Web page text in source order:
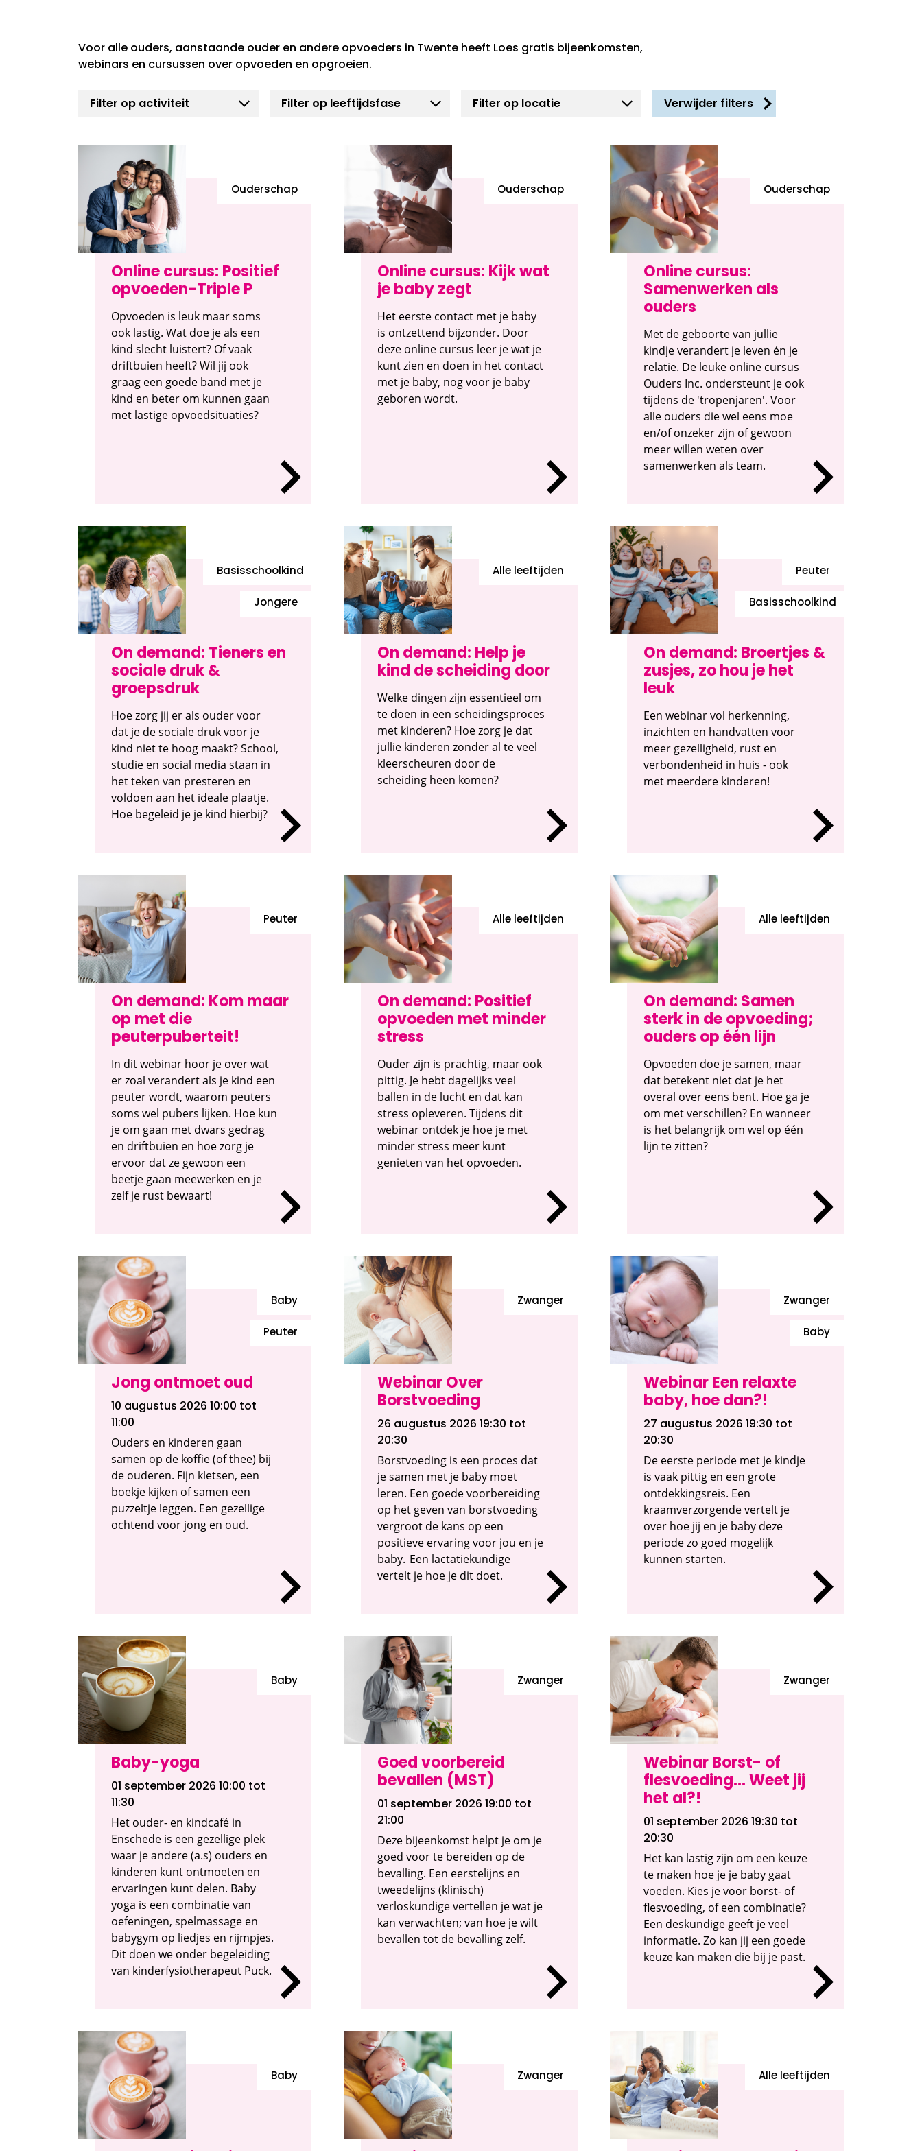
Voor alle ouders, aanstaande ouder en andere opvoeders in Twente heeft Loes gratis bijeenkomsten,
webinars en cursussen over opvoeden en opgroeien.
Verwijder filters
Online cursus: Positief
opvoeden-Triple P
Ouderschap
Opvoeden is leuk maar soms
ook lastig. Wat doe je als een
kind slecht luistert? Of vaak
driftbuien heeft? Wil jij ook
graag een goede band met je
kind en beter om kunnen gaan
met lastige opvoedsituaties?
Online cursus: Kijk wat
je baby zegt
Ouderschap
Het eerste contact met je baby
is ontzettend bijzonder. Door
deze online cursus leer je wat je
kunt zien en doen in het contact
met je baby, nog voor je baby
geboren wordt.
Online cursus:
Samenwerken als
ouders
Ouderschap
Met de geboorte van jullie
kindje verandert je leven én je
relatie. De leuke online cursus
Ouders Inc. ondersteunt je ook
tijdens de 'tropenjaren'. Voor
alle ouders die wel eens moe
en/of onzeker zijn of gewoon
meer willen weten over
samenwerken als team.
On demand: Tieners en
sociale druk &
groepsdruk
Basisschoolkind
Jongere
Hoe zorg jij er als ouder voor
dat je de sociale druk voor je
kind niet te hoog maakt? School,
studie en social media staan in
het teken van presteren en
voldoen aan het ideale plaatje.
Hoe begeleid je je kind hierbij?
On demand: Help je
kind de scheiding door
Alle leeftijden
Welke dingen zijn essentieel om
te doen in een scheidingsproces
met kinderen? Hoe zorg je dat
jullie kinderen zonder al te veel
kleerscheuren door de
scheiding heen komen?
On demand: Broertjes &
zusjes, zo hou je het
leuk
Peuter
Basisschoolkind
Een webinar vol herkenning,
inzichten en handvatten voor
meer gezelligheid, rust en
verbondenheid in huis - ook
met meerdere kinderen!
On demand: Kom maar
op met die
peuterpuberteit!
Peuter
In dit webinar hoor je over wat
er zoal verandert als je kind een
peuter wordt, waarom peuters
soms wel pubers lijken. Hoe kun
je om gaan met dwars gedrag
en driftbuien en hoe zorg je
ervoor dat ze gewoon een
beetje gaan meewerken en je
zelf je rust bewaart!
On demand: Positief
opvoeden met minder
stress
Alle leeftijden
Ouder zijn is prachtig, maar ook
pittig. Je hebt dagelijks veel
ballen in de lucht en dat kan
stress opleveren. Tijdens dit
webinar ontdek je hoe je met
minder stress meer kunt
genieten van het opvoeden.
On demand: Samen
sterk in de opvoeding;
ouders op één lijn
Alle leeftijden
Opvoeden doe je samen, maar
dat betekent niet dat je het
overal over eens bent. Hoe ga je
om met verschillen? En wanneer
is het belangrijk om wel op één
lijn te zitten?
Jong ontmoet oud
Baby
Peuter
10 augustus 2026 10:00 tot
11:00
Ouders en kinderen gaan
samen op de koffie (of thee) bij
de ouderen. Fijn kletsen, een
boekje kijken of samen een
puzzeltje leggen. Een gezellige
ochtend voor jong en oud.
Webinar Over
Borstvoeding
Zwanger
26 augustus 2026 19:30 tot
20:30
Borstvoeding is een proces dat
je samen met je baby moet
leren. Een goede voorbereiding
op het geven van borstvoeding
vergroot de kans op een
positieve ervaring voor jou en je
baby. Een lactatiekundige
vertelt je hoe je dit doet.
Webinar Een relaxte
baby, hoe dan?!
Zwanger
Baby
27 augustus 2026 19:30 tot
20:30
De eerste periode met je kindje
is vaak pittig en een grote
ontdekkingsreis. Een
kraamverzorgende vertelt je
over hoe jij en je baby deze
periode zo goed mogelijk
kunnen starten.
Baby-yoga
Baby
01 september 2026 10:00 tot
11:30
Het ouder- en kindcafé in
Enschede is een gezellige plek
waar je andere (a.s) ouders en
kinderen kunt ontmoeten en
ervaringen kunt delen. Baby
yoga is een combinatie van
oefeningen, spelmassage en
babygym op liedjes en rijmpjes.
Dit doen we onder begeleiding
van kinderfysiotherapeut Puck.
Goed voorbereid
bevallen (MST)
Zwanger
01 september 2026 19:00 tot
21:00
Deze bijeenkomst helpt je om je
goed voor te bereiden op de
bevalling. Een eerstelijns en
tweedelijns (klinisch)
verloskundige vertellen je wat je
kan verwachten; van hoe je wilt
bevallen tot de bevalling zelf.
Webinar Borst- of
flesvoeding... Weet jij
het al?!
Zwanger
01 september 2026 19:30 tot
20:30
Het kan lastig zijn om een keuze
te maken hoe je je baby gaat
voeden. Kies je voor borst- of
flesvoeding, of een combinatie?
Een deskundige geeft je veel
informatie. Zo kan jij een goede
keuze kan maken die bij je past.
Baby Zwanger Alle leeftijden